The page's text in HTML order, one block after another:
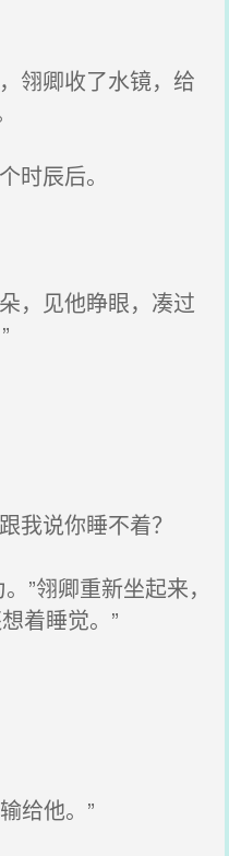
翎卿收了水镜，给
辰后。
，见他睁眼，凑过
我说你睡不着？
”翎卿重新坐起来，
着睡觉。”
给他。”